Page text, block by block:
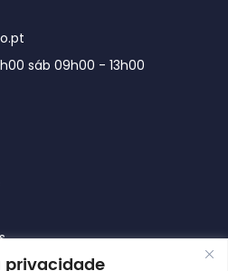
privacidade
sáb 09h00 - 13h00